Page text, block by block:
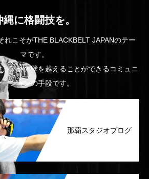
縄に格闘技を。
れこそがTHE BLACKBELT JAPANのテー
マです。
年齢の壁を越えることができるコミュニ
ーションの手段です。
那覇スタジオブログ